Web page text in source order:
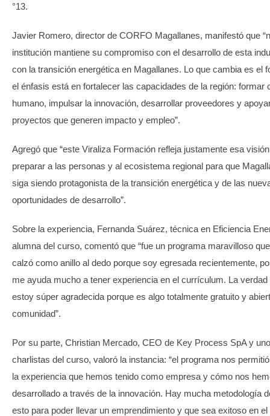
°13.
Javier Romero, director de CORFO Magallanes, manifestó que
institución mantiene su compromiso con el desarrollo de esta
con la transición energética en Magallanes. Lo que cambia es el
el énfasis está en fortalecer las capacidades de la región: formar
humano, impulsar la innovación, desarrollar proveedores y
proyectos que generen impacto y empleo”.
Agregó que “este Viraliza Formación refleja justamente esa
preparar a las personas y al ecosistema regional para que
siga siendo protagonista de la transición energética y de las
oportunidades de desarrollo”.
Sobre la experiencia, Fernanda Suárez, técnica en Eficiencia
alumna del curso, comentó que “fue un programa maravilloso
calzó como anillo al dedo porque soy egresada recientemente,
me ayuda mucho a tener experiencia en el currículum. La verdad
estoy súper agradecida porque es algo totalmente gratuito y
comunidad”.
Por su parte, Christian Mercado, CEO de Key Process SpA y
charlistas del curso, valoró la instancia: “el programa nos
la experiencia que hemos tenido como empresa y cómo nos
desarrollado a través de la innovación. Hay mucha metodología
esto para poder llevar un emprendimiento y que sea exitoso en el